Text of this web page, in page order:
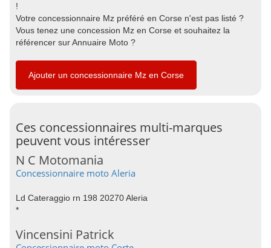
!
Votre concessionnaire Mz préféré en Corse n'est pas listé ?
Vous tenez une concession Mz en Corse et souhaitez la
référencer sur Annuaire Moto ?
Ajouter un concessionnaire Mz en Corse
Ces concessionnaires multi-marques
peuvent vous intéresser
N C Motomania
Concessionnaire moto Aleria
Ld Cateraggio rn 198 20270 Aleria
*
Vincensini Patrick